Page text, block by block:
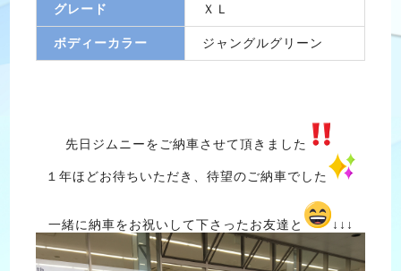
グレード ＸＬ
ボディーカラー ジャングルグリーン
先日ジムニーをご納車させて頂きました
１年ほどお待ちいただき、待望のご納車でした
一緒に納車をお祝いして下さったお友達と ↓↓↓